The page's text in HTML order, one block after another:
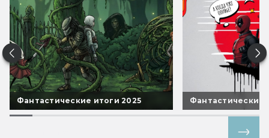
Фантастические итоги 2025 Фантастические